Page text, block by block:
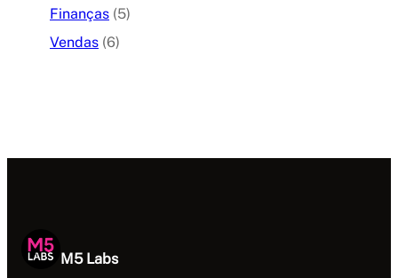
Finanças (5)
Vendas (6)
M5 Labs